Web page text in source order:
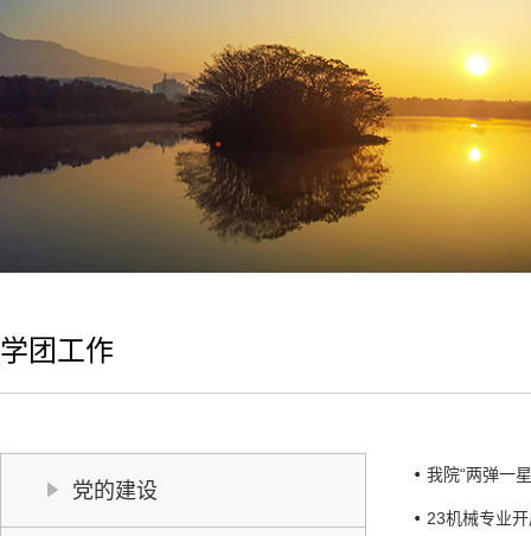
学团工作
党的建设
我院“两弹一
23机械专业